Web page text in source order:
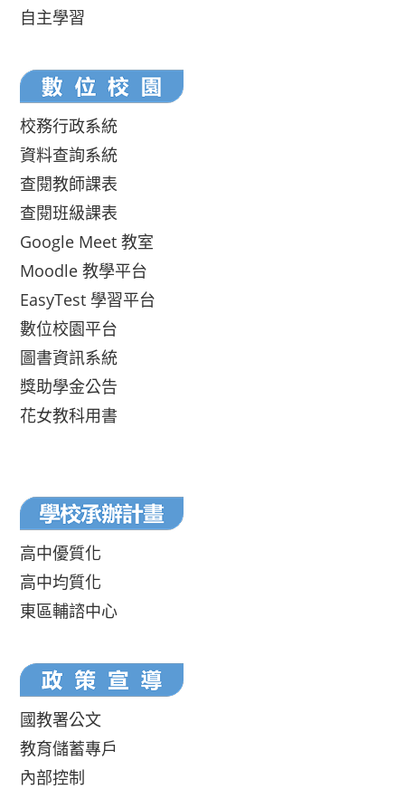
自主學習
校務行政系統
資料查詢系統
查閱教師課表
查閱班級課表
Google Meet 教室
Moodle 教學平台
EasyTest 學習平台
數位校園平台
圖書資訊系統
獎助學金公告
花女教科用書
高中優質化
高中均質化
東區輔諮中心
國教署公文
教育儲蓄專戶
內部控制